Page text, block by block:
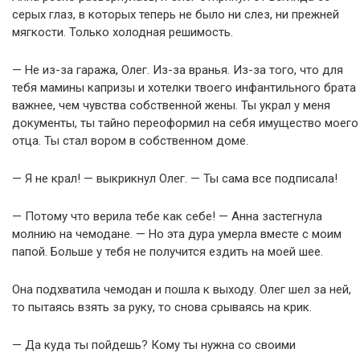
серых глаз, в которых теперь не было ни слез, ни прежней
мягкости. Только холодная решимость.
— Не из-за гаража, Олег. Из-за вранья. Из-за того, что для
тебя мамины капризы и хотелки твоего инфантильного брата
важнее, чем чувства собственной жены. Ты украл у меня
документы, ты тайно переоформил на себя имущество моего
отца. Ты стал вором в собственном доме.
— Я не крал! — выкрикнул Олег. — Ты сама все подписала!
— Потому что верила тебе как себе! — Анна застегнула
молнию на чемодане. — Но эта дура умерла вместе с моим
папой. Больше у тебя не получится ездить на моей шее.
Она подхватила чемодан и пошла к выходу. Олег шел за ней,
то пытаясь взять за руку, то снова срываясь на крик.
— Да куда ты пойдешь? Кому ты нужна со своими